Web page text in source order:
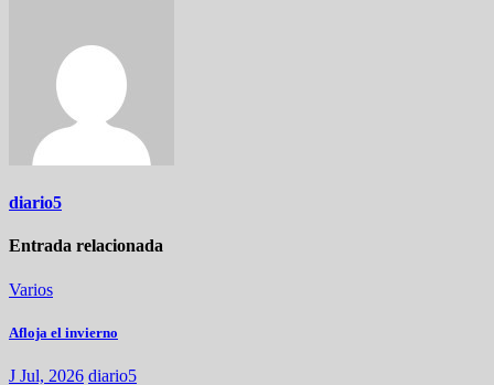
diario5
Entrada relacionada
Varios
Afloja el invierno
J Jul, 2026 diario5